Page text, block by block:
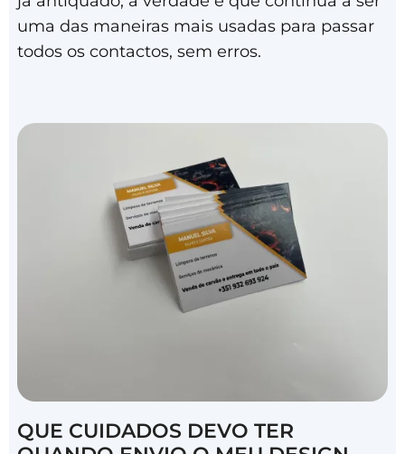
uma das maneiras mais usadas para passar
todos os contactos, sem erros.
QUE CUIDADOS DEVO TER